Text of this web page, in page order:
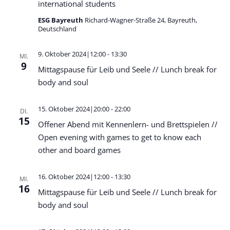
international students
ESG Bayreuth Richard-Wagner-Straße 24, Bayreuth,
Deutschland
MI.
9
Mittagspause für Leib und Seele // Lunch break for
body and soul
9. Oktober 2024|12:00- 13:30
DI.
15
Offener Abend mit Kennenlern- und Brettspielen //
Open evening with games to get to know each
other and board games
15. Oktober 2024|20:00-22:00
MI.
16
Mittagspause für Leib und Seele // Lunch break for
body and soul
16. Oktober 2024|12:00- 13:30